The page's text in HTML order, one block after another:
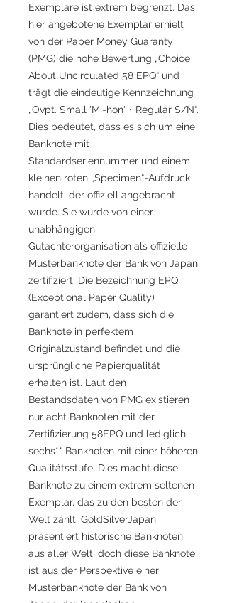
Exemplare ist extrem begrenzt. Das
hier angebotene Exemplar erhielt
von der Paper Money Guaranty
(PMG) die hohe Bewertung „Choice
About Uncirculated 58 EPQ“ und
trägt die eindeutige Kennzeichnung
„Ovpt. Small 'Mi-hon'・Regular S/N“.
Dies bedeutet, dass es sich um eine
Banknote mit
Standardseriennummer und einem
kleinen roten „Specimen“-Aufdruck
handelt, der offiziell angebracht
wurde. Sie wurde von einer
unabhängigen
Gutachterorganisation als offizielle
Musterbanknote der Bank von Japan
zertifiziert. Die Bezeichnung EPQ
(Exceptional Paper Quality)
garantiert zudem, dass sich die
Banknote in perfektem
Originalzustand befindet und die
ursprüngliche Papierqualität
erhalten ist. Laut den
Bestandsdaten von PMG existieren
nur acht Banknoten mit der
Zertifizierung 58EPQ und lediglich
sechs** Banknoten mit einer höheren
Qualitätsstufe. Dies macht diese
Banknote zu einem extrem seltenen
Exemplar, das zu den besten der
Welt zählt. GoldSilverJapan
präsentiert historische Banknoten
aus aller Welt, doch diese Banknote
ist aus der Perspektive einer
Musterbanknote der Bank von